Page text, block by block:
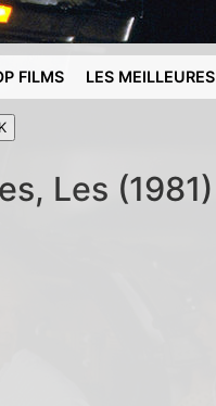
FILMS LES MEILLEURES
Les (1981)